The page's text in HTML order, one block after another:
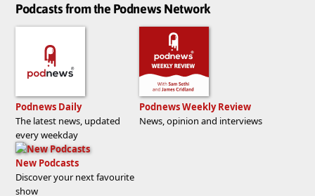
Podcasts from the Podnews Network
Podnews Daily
The latest news, updated
every weekday
Podnews Weekly Review
News, opinion and interviews
New Podcasts
Discover your next favourite
show